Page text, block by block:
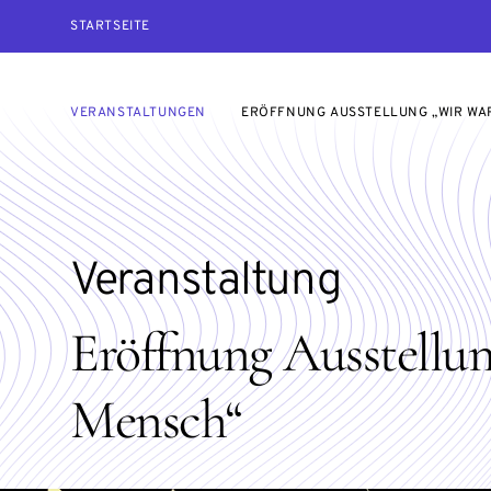
STARTSEITE
VERANSTALTUNGEN ERÖFFNUNG AUSSTELLUNG „WIR
Eröffnung
Mensch“
Veranstaltung